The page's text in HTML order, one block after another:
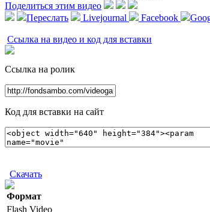
Поделиться этим видео
Переслать
Livejournal Facebook
Ссылка на видео и код для вставки
Ссылка на ролик
Код для вставки на сайт
Скачать
Формат
Flash Video